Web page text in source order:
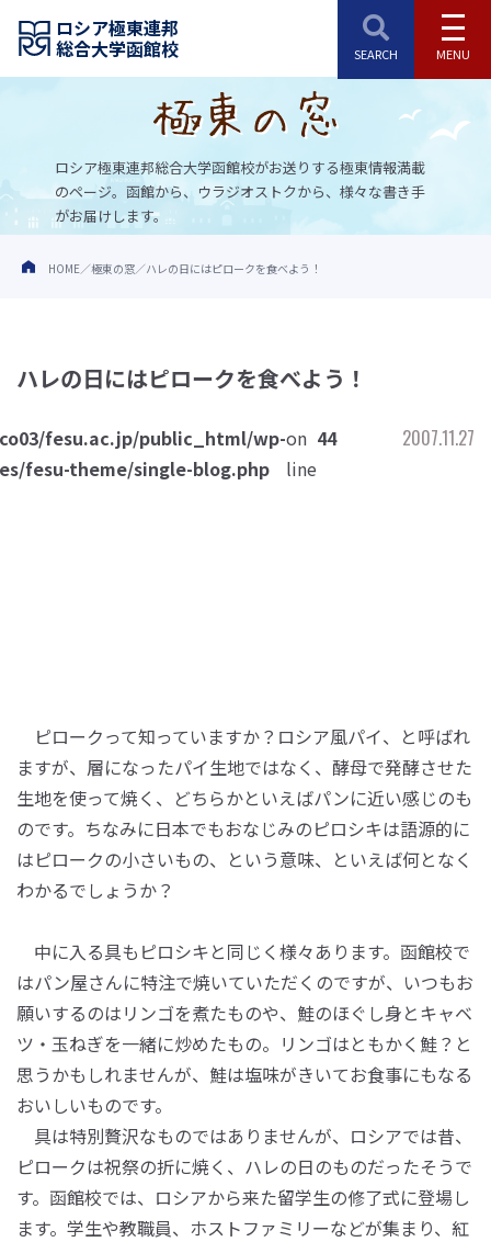
ロシア極東連邦
総合大学函館校
ロシア極東連邦総合大学函館校がお送りする極東情報満載
のページ。 函館から、ウラジオストクから、様々な書き手
がお届けします。
HOME 極東の窓 ハレの日にはピロークを食べよう！
ハレの日にはピロークを食べよう！
fesu.ac.jp/public_html/wp-
fesu-theme/single-blog.php
on
line
44 2007.11.27
ピロークって知っていますか？ロシア風パイ、と呼ばれ
ますが、層になったパイ生地ではなく、酵母で発酵させた
生地を使って焼く、どちらかといえばパンに近い感じのも
のです。ちなみに日本でもおなじみのピロシキは語源的に
はピロークの小さいもの、という意味、といえば何となく
わかるでしょうか？
中に入る具もピロシキと同じく様々あります。函館校で
はパン屋さんに特注で焼いていただくのですが、いつもお
願いするのはリンゴを煮たものや、鮭のほぐし身とキャベ
ツ・玉ねぎを一緒に炒めたもの。リンゴはともかく鮭？と
思うかもしれませんが、鮭は塩味がきいてお食事にもなる
おいしいものです。
具は特別贅沢なものではありませんが、ロシアでは昔、
ピロークは祝祭の折に焼く、ハレの日のものだったそうで
す。函館校では、ロシアから来た留学生の修了式に登場し
ます。学生や教職員、ホストファミリーなどが集まり、紅